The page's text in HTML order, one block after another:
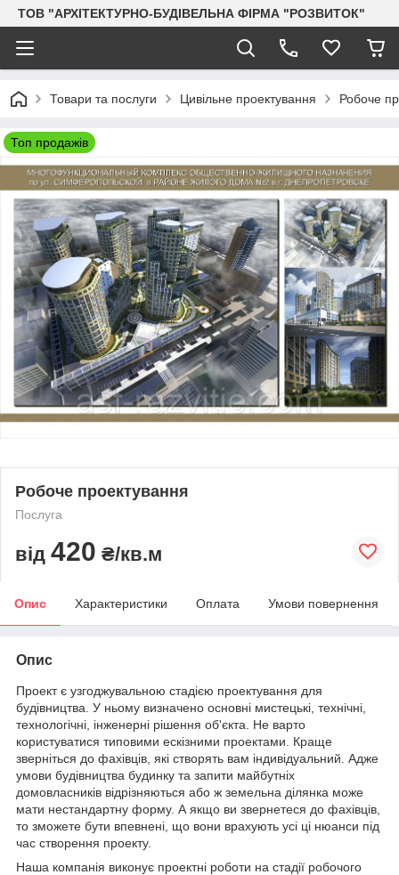
ТОВ "АРХІТЕКТУРНО-БУДІВЕЛЬНА ФІРМА "РОЗВИТОК"
Товари та послуги Цивільне проектування Робоче
Топ продажів
Робоче проектування
Послуга
від 420 ₴/кв.м
Опис Характеристики Оплата Умови повернення
Опис
Проект є узгоджувальною стадією проектування для
будівництва. У ньому визначено основні мистецькі, технічні,
технологічні, інженерні рішення об'єкта. Не варто
користуватися типовими ескізними проектами. Краще
зверніться до фахівців, які створять вам індивідуальний. Адже
умови будівництва будинку та запити майбутніх
домовласників відрізняються або ж земельна ділянка може
мати нестандартну форму. А якщо ви звернетеся до фахівців,
то зможете бути впевнені, що вони врахують усі ці нюанси під
час створення проекту.
Наша компанія виконує проектні роботи на стадії робочого